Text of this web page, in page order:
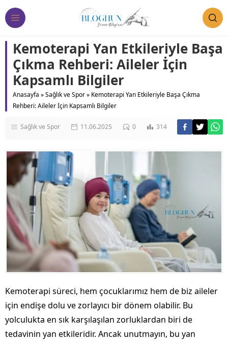
Kemoterapi Yan Etkileriyle Başa
Çıkma Rehberi: Aileler İçin
Kapsamlı Bilgiler
Anasayfa »Sağlık ve Spor» Kemoterapi Yan Etkileriyle Başa Çıkma
Rehberi: Aileler İçin Kapsamlı Bilgiler
Sağlık ve Spor 11.06.2025 0 314
Kemoterapi süreci, hem çocuklarımız hem de biz aileler
için endişe dolu ve zorlayıcı bir dönem olabilir. Bu
yolculukta en sık karşılaşılan zorluklardan biri de
tedavinin yan etkileridir. Ancak unutmayın, bu yan